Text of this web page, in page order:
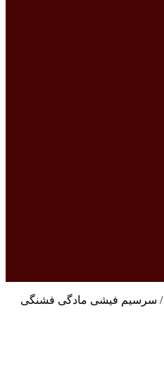
/ سرسیم فیشی مادگی فشنگی